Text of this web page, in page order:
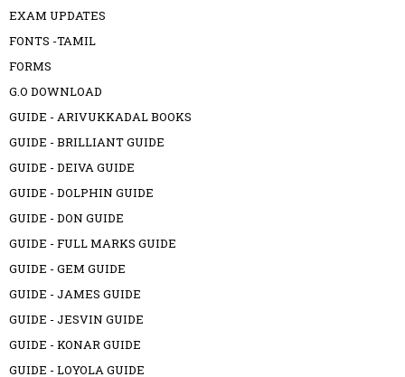
EXAM UPDATES
FONTS -TAMIL
FORMS
G.O DOWNLOAD
GUIDE - ARIVUKKADAL BOOKS
GUIDE - BRILLIANT GUIDE
GUIDE - DEIVA GUIDE
GUIDE - DOLPHIN GUIDE
GUIDE - DON GUIDE
GUIDE - FULL MARKS GUIDE
GUIDE - GEM GUIDE
GUIDE - JAMES GUIDE
GUIDE - JESVIN GUIDE
GUIDE - KONAR GUIDE
GUIDE - LOYOLA GUIDE